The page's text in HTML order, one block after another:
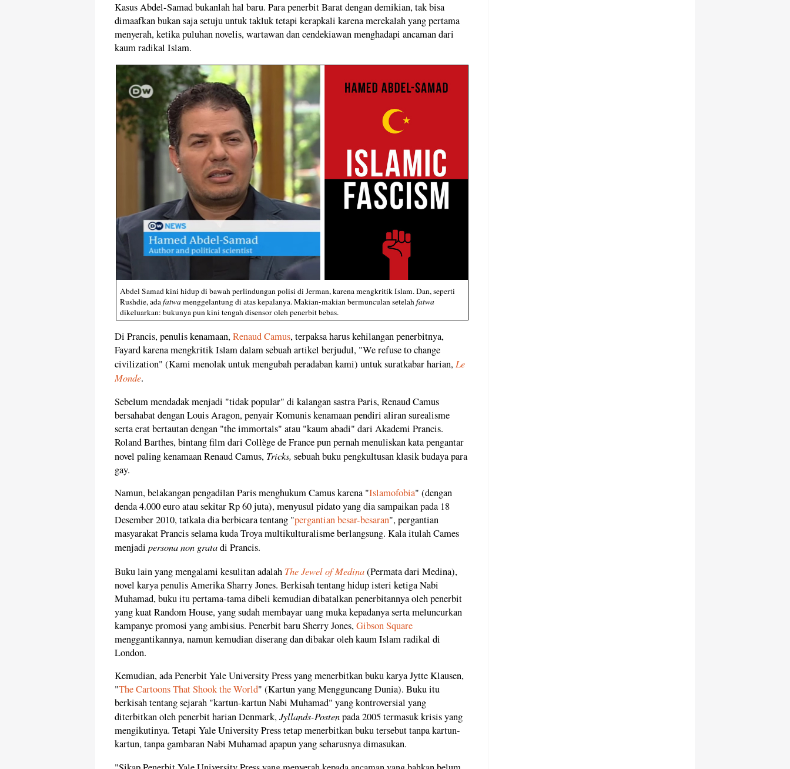
Kasus Abdel-Samad bukanlah hal baru. Para penerbit Barat dengan demikian, tak bisa
dimaafkan bukan saja setuju untuk takluk tetapi kerapkali karena merekalah yang pertama
menyerah, ketika puluhan novelis, wartawan dan cendekiawan menghadapi ancaman dari
kaum radikal Islam.
Abdel Samad kini hidup di bawah perlindungan polisi di Jerman, karena mengkritik Islam. Dan, seperti
Rushdie, adafatwamenggelantung di atas kepalanya. Makian-makian bermunculan setelahfatwa
dikeluarkan: bukunya pun kini tengah disensor oleh penerbit bebas.
Di Prancis, penulis kenamaan,Renaud Camus, terpaksa harus kehilangan penerbitnya,
Fayard karena mengkritik Islam dalam sebuah artikel berjudul, "We refuse to change
civilization" (Kami menolak untuk mengubah peradaban kami) untuk suratkabar harian, Le
Monde.
Sebelum mendadak menjadi "tidak popular" di kalangan sastra Paris, Renaud Camus
bersahabat dengan Louis Aragon, penyair Komunis kenamaan pendiri aliran surealisme
serta erat bertautan dengan "the immortals" atau "kaum abadi" dari Akademi Prancis.
Roland Barthes, bintang film dari Collège de France pun pernah menuliskan kata pengantar
novel paling kenamaan Renaud Camus, Tricks, sebuah buku pengkultusan klasik budaya para
gay.
Namun, belakangan pengadilan Paris menghukum Camus karena "Islamofobia" (dengan
denda 4.000 euro atau sekitar Rp 60 juta), menyusul pidato yang dia sampaikan pada 18
Desember 2010, tatkala dia berbicara tentang "pergantian besar-besaran", pergantian
masyarakat Prancis selama kuda Troya multikulturalisme berlangsung. Kala itulah Cames
menjadi persona non gratadi Prancis.
Buku lain yang mengalami kesulitan adalah The Jewel of Medina(Permata dari Medina),
novel karya penulis Amerika Sharry Jones. Berkisah tentang hidup isteri ketiga Nabi
Muhamad, buku itu pertama-tama dibeli kemudian dibatalkan penerbitannya oleh penerbit
yang kuat Random House, yang sudah membayar uang muka kepadanya serta meluncurkan
kampanye promosi yang ambisius. Penerbit baru Sherry Jones,Gibson Square
menggantikannya, namun kemudian diserang dan dibakar oleh kaum Islam radikal di
London.
Kemudian, ada Penerbit Yale University Press yang menerbitkan buku karya Jytte Klausen,
"The Cartoons That Shook the World" (Kartun yang Mengguncang Dunia). Buku itu
berkisah tentang sejarah "kartun-kartun Nabi Muhamad" yang kontroversial yang
diterbitkan oleh penerbit harian Denmark,Jyllands-Postenpada 2005 termasuk krisis yang
mengikutinya. Tetapi Yale University Press tetap menerbitkan buku tersebut tanpa kartun-
kartun, tanpa gambaran Nabi Muhamad apapun yang seharusnya dimasukan.